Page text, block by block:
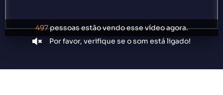
497pessoas estão vendo esse vídeo agora.
Por favor, verifique se o som está ligado!